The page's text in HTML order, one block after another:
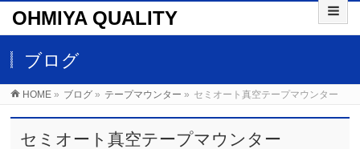
OHMIYA QUALITY
ブログ
HOME » ブログ » テープマウンター » セミオート真空テープマウンター
セミオート真空テープマウンター